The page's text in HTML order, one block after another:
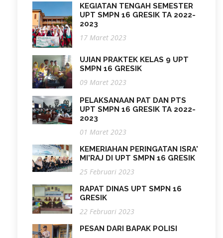
KEGIATAN TENGAH SEMESTER
UPT SMPN 16 GRESIK TA 2022-
2023
17 Maret 2023
UJIAN PRAKTEK KELAS 9 UPT
SMPN 16 GRESIK
09 Maret 2023
PELAKSANAAN PAT DAN PTS
UPT SMPN 16 GRESIK TA 2022-
2023
01 Maret 2023
KEMERIAHAN PERINGATAN ISRA'
MI'RAJ DI UPT SMPN 16 GRESIK
25 Februari 2023
RAPAT DINAS UPT SMPN 16
GRESIK
22 Februari 2023
PESAN DARI BAPAK POLISI